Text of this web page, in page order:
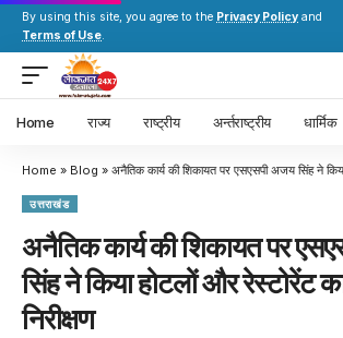
By using this site, you agree to the Privacy Policy and
Terms of Use.
Home राज्य राष्ट्रीय अर्न्तराष्ट्रीय धार्मिक
Home » Blog » अनैतिक कार्य की शिकायत पर एसएसपी अजय सिंह ने किया
उत्तराखंड
अनैतिक कार्य की शिकायत पर
सिंह ने किया होटलों और रेस्टोरेंट
निरीक्षण